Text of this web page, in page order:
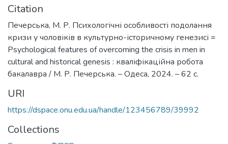
Citation
Печерська, М. Р. Психологічні особливості подолання
кризи у чоловіків в культурно-історичному генезисі =
Psychological features of overcoming the crisis in men in
cultural and historical genesis : кваліфікаційна робота
бакалавра / М. Р. Печерська. – Одеса, 2024. – 62 с.
URI
https://dspace.onu.edu.ua/handle/123456789/39992
Collections